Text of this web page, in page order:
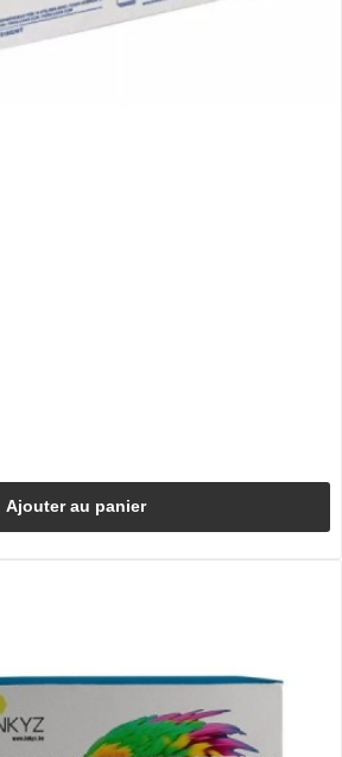
Ajouter au panier